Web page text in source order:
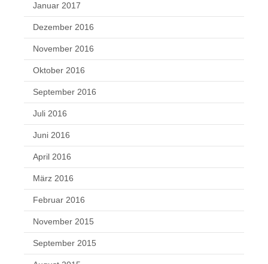
Januar 2017
Dezember 2016
November 2016
Oktober 2016
September 2016
Juli 2016
Juni 2016
April 2016
März 2016
Februar 2016
November 2015
September 2015